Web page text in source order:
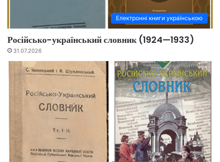
Електронні книги українською
Російсько-український словник (1924—1933)
31.07.2026